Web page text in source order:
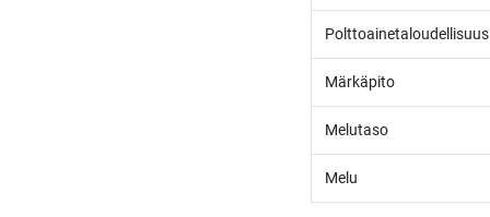
Polttoainetaloudellisuus
Märkäpito
Melutaso
Melu